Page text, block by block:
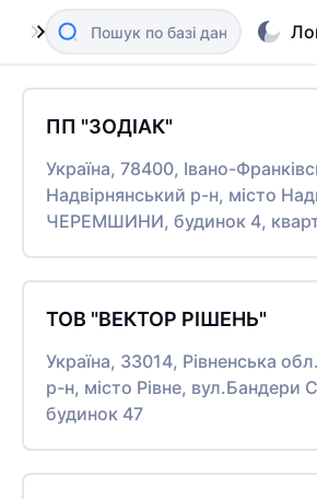
ПП "ЗОДІАК"
Україна, 78400, Івано-
Надвірнянський р-н, місто
ЧЕРЕМШИНИ, будинок 4,
ТОВ "ВЕКТОР РІШЕНЬ"
Україна, 33014, Рівненська
р-н, місто Рівне, вул.Бандери
будинок 47